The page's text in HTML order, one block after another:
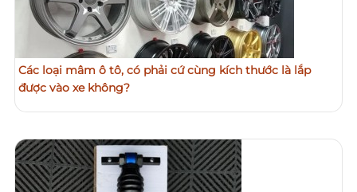
Các loại mâm ô tô, có phải cứ cùng kích thước là lắp
được vào xe không?